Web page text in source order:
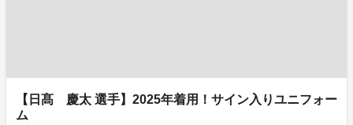
【日髙 慶太 選手】2025年着用！サイン入りユニフォー
ム